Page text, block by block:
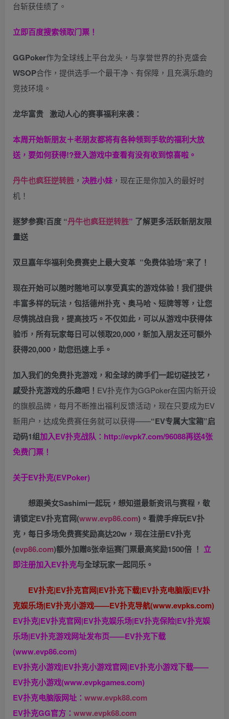
台斩获佳绩了。
立即百度搜索领取门票！
GGPoker作为全球线上平台龙头，与享誉世界的扑克盛会
WSOP合作，提供选手一个最干净、有保障，且充满乐趣的
竞技环境。
龙华富贵 激动人心的赛事福利来袭：
本周开始新朋友＋老朋友都将有各种领到手软的福利大放
送，要如何获得!?登入游戏中查看有没有收到惊喜啦。
丹牛也疯狂逆转胜 ， 决胜小妹 ，现在正是你加入的最好时
机！
逐梦参赛!百度 “丹牛也疯狂逆转胜” 了解更多活跃新朋友限
量送
双旦嘉年华福利免费赛史上最大变革 ”免费体验场”来了！
现在开始可以随时随地可以享受真实的游戏体验！我们提供
丰富多样的玩法，包括德州扑克、奥马哈、短牌等等，让您
尽情挑战自我，提高技巧。不仅如此， 可以从游戏中获得体
验币，所有玩家每日可以领取20,000，新加入朋友还可额外
获得20,000，助您迅速上手。
加入我们的免费扑克游戏，和全球的牌手们一起切磋技艺，
感受扑克游戏的乐趣吧！ EV扑克作为GGPoker在国内新开设
的旗舰品牌，每月不断推出福利反馈活动，现在只要成为EV
新用户，达成免费赛任务就可以获得——“EV专属大宝箱”启
动码1组加入EV扑克战队： http://evpk7.com/96088再送4张
免费门票！
关于EV扑克(EVPoker)
想跟美女Sashimi一起玩， 想知道最新资讯与赛程， 敬
请锁定EV扑克官网(www.evp86.com)。看牌手痒玩EV扑
克， 每日多场免费赛奖励高达20w，现在注册EV扑克
(evp86.com)额外加赠8张幸运赛门票最高奖励1500倍 ！ 立
即注册加入EV扑克与全球玩家一起同乐。
EV扑克|EV扑克官网|EV扑克下载|EV扑克电脑版|EV扑
克娱乐场|EV扑克小游戏——EV扑克导航(www.evpks.com)
EV扑克|EV扑克官网|EV扑克娱乐场|EV扑克保险|EV扑克娱
乐场|EV扑克游戏网址发布页——EV扑克下载
(www.evp86.com)
EV扑克小游戏|EV扑克小游戏官网|EV扑克小游戏下载——
EV扑克小游戏(www.evpkgames.com)
EV扑克电脑版网址： www.evpk88.com
EV扑克GG官方： www.evpk68.com